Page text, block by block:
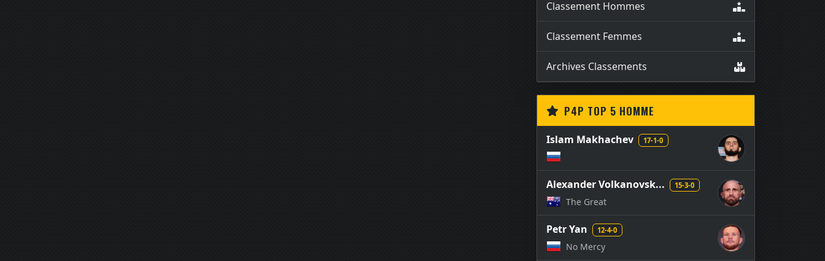
Classement Hommes
Classement Femmes
Archives Classements
P4P TOP 5 HOMME
Islam Makhachev 17-1-0
Alexander Volkanovsk... 15-3-0
The Great
Petr Yan 12-4-0
No Mercy